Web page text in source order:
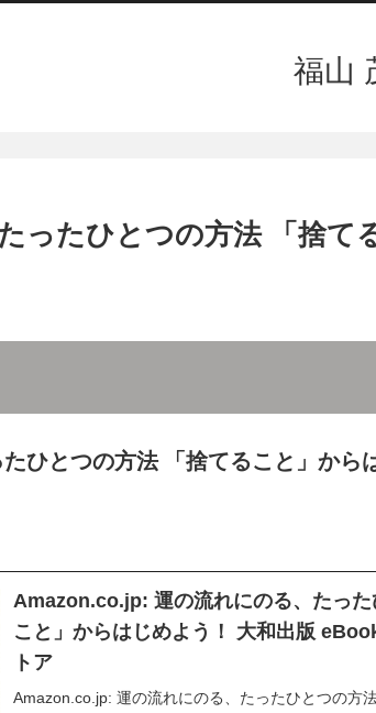
福山
ったひとつの方法 「捨て
たひとつの方法 「捨てること」から
Amazon.co.jp: 運の流れにのる、たっ
こと」からはじめよう！ 大和出版
トア
Amazon.co.jp: 運の流れにのる、たったひとつの方